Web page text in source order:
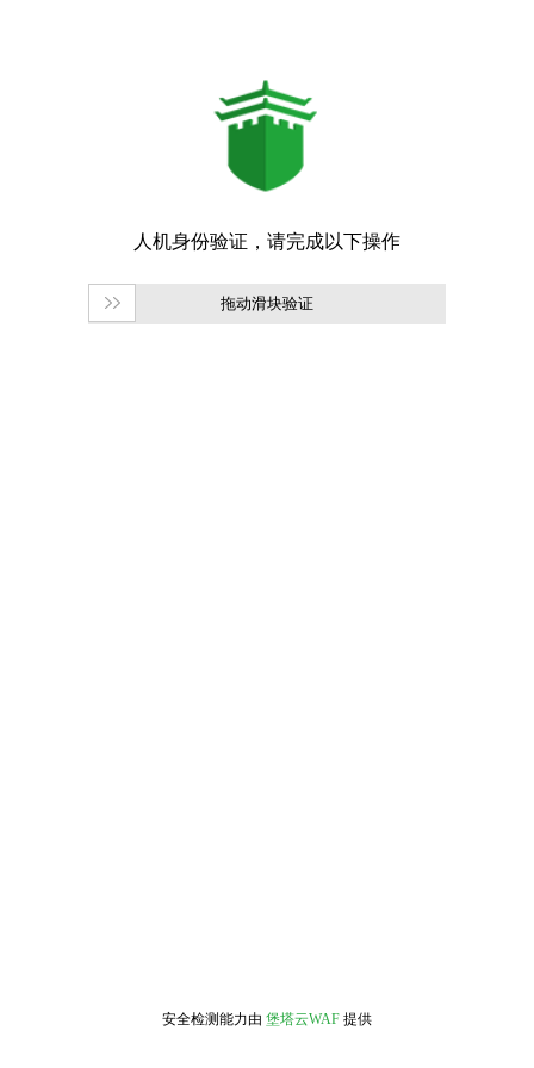
拖动滑块验证
安全检测能力由 堡塔云WAF 提供